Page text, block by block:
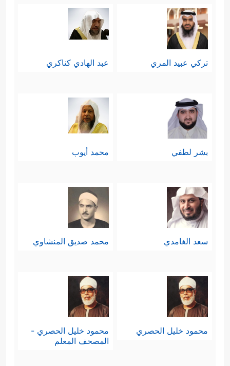
تركي عبيد المري عبد الهادي كناكري
بشر لطفي محمد أيوب
سعد الغامدي محمد صديق المنشاوي
محمود خليل الحصري
محمود خليل الحصري -
المصحف المعلم